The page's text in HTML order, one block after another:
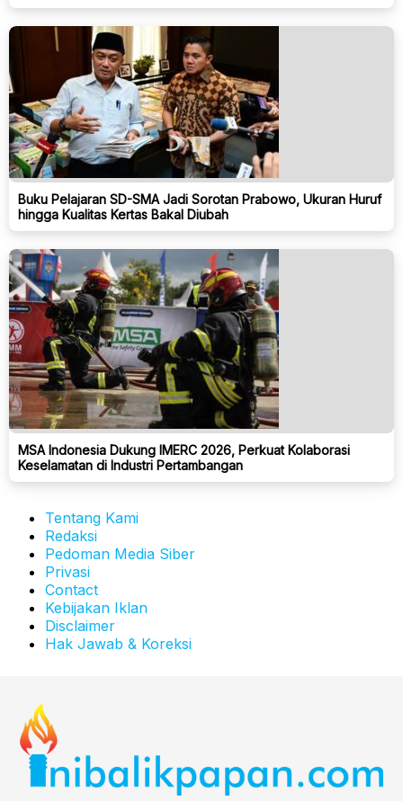
Buku Pelajaran SD-SMA Jadi Sorotan Prabowo, Ukuran Huruf
hingga Kualitas Kertas Bakal Diubah
MSA Indonesia Dukung IMERC 2026, Perkuat Kolaborasi
Keselamatan di Industri Pertambangan
Tentang Kami
Redaksi
Pedoman Media Siber
Privasi
Contact
Kebijakan Iklan
Disclaimer
Hak Jawab & Koreksi